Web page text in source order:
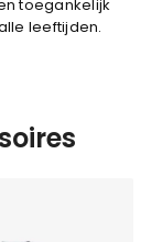
toegankelijk
leeftijden.